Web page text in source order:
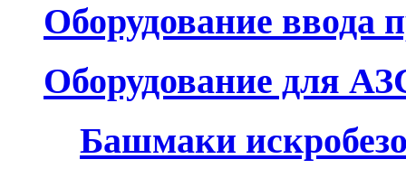
Оборудование ввода
Оборудование для
Башмаки